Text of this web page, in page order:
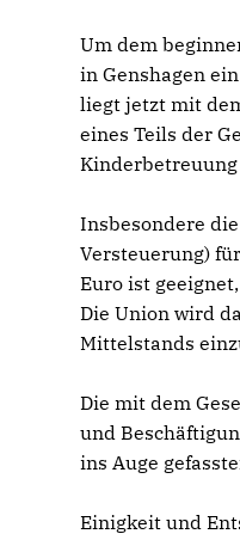
Um dem
in Genshagen
liegt jetzt mit
eines Teils der
Insbesondere
Versteuerung)
Euro ist
Die Union wird
Mittelstands
Die mit dem
und
ins Auge
Einigkeit und